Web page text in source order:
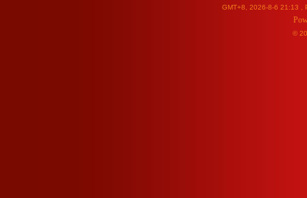
GMT+8, 2026-8-6 21:13 ,
©